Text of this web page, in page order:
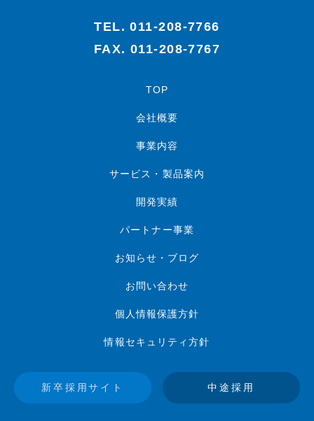
TEL.011-208-7766
FAX. 011-208-7767
TOP
会社概要
事業内容
サービス・製品案内
開発実績
パートナー事業
お知らせ・ブログ
お問い合わせ
個人情報保護方針
情報セキュリティ方針
新卒採用サイト 中途採用